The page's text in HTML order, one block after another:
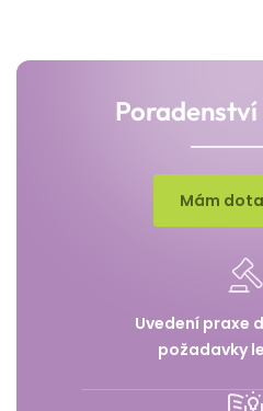
Mám
Uvedení praxe
požadavky